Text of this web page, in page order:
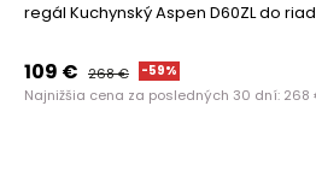
regál Kuchynský Aspen
109 € 268€ -59%
Najnižšia cena za posledných 30 dní: 268